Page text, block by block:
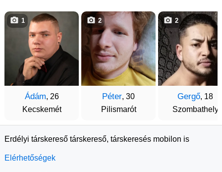
Ádám, 26
Kecskemét
1
Péter, 30
Pilismarót
2
Gergő, 18
Szombathely
2
Erdélyi társkereső társkereső, társkeresés mobilon is
Elérhetőségek